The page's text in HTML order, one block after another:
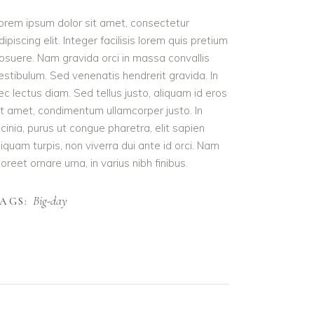
ipsum dolor sit amet, consectetur
elit. Integer facilisis lorem quis pretium
Nam gravida orci in massa convallis
Sed venenatis hendrerit gravida. In
lectus diam. Sed tellus justo, aliquam id eros
amet, condimentum ullamcorper justo. In
purus ut congue pharetra, elit sapien
turpis, non viverra dui ante id orci. Nam
ornare urna, in varius nibh finibus.
Big-day